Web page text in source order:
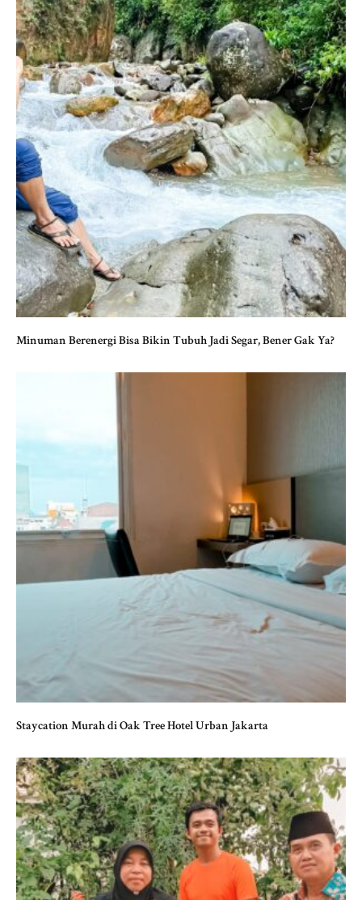
Minuman Berenergi Bisa Bikin Tubuh Jadi Segar, Bener Gak Ya?
Staycation Murah di Oak Tree Hotel Urban Jakarta